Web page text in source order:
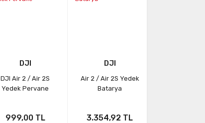
DJI
DJI Air 2 / Air 2S
Yedek Pervane
999,00 TL
DJI
Air 2 / Air 2S Yedek
Batarya
3.354,92 TL